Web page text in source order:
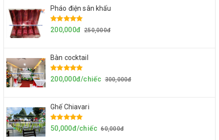
Pháo điện sân khấu
200,000đ 250,000đ
Bàn cocktail
200,000đ/chiếc 300,000đ
Ghế Chiavari
50,000đ/chiếc 60,000đ